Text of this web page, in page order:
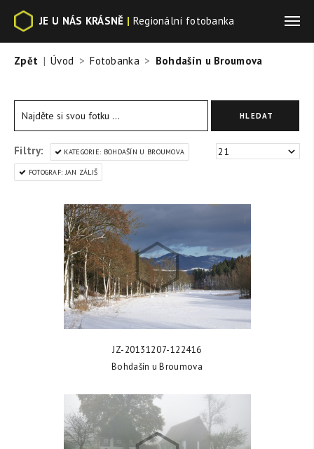
JE U NÁS KRÁSNĚ | Regionální fotobanka
Zpět Úvod Fotobanka Bohdašín u Broumova
Filtry: KATEGORIE: BOHDAŠÍN U BROUMOVA
FOTOGRAF: JAN ZÁLIŠ
ZOBRAZIT FOTKU
JZ-20131207-122416
Bohdašín u Broumova